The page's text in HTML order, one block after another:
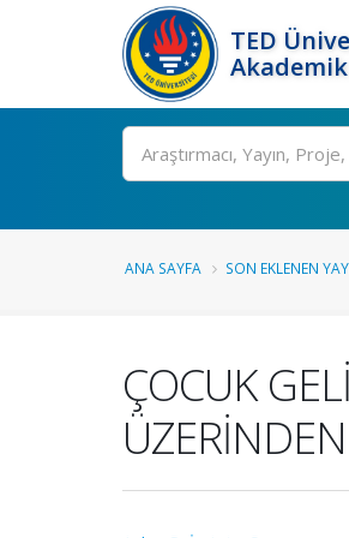
TED
Ara
ANA SAYFA SON EKLENEN
ÇOCUK